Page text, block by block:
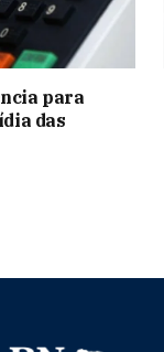
para
das